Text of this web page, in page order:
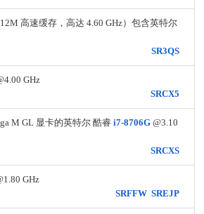
高速缓存，高达 4.60 GHz）包含英特尔
SR3QS
GHz
SRCX5
M GL 显卡的英特尔 酷睿 i7-8706G@3.10
SRCXS
GHz
SRFFW SREJP